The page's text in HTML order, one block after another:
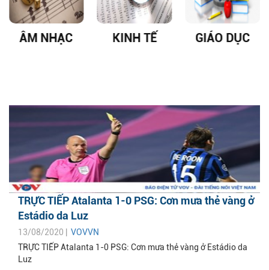
ÂM NHẠC KINH TẾ GIÁO DỤC
TRỰC TIẾP Atalanta 1-0 PSG: Cơn mưa thẻ vàng ở
Estádio da Luz
13/08/2020 | VOVVN
TRỰC TIẾP Atalanta 1-0 PSG: Cơn mưa thẻ vàng ở Estádio da
Luz